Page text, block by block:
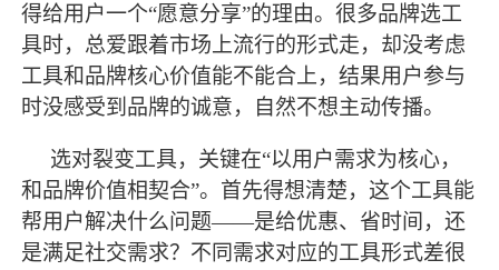
得给用户一个“愿意分享”的理由。很多品牌选工
具时，总爱跟着市场上流行的形式走，却没考虑
工具和品牌核心价值能不能合上，结果用户参与
时没感受到品牌的诚意，自然不想主动传播。
选对裂变工具，关键在“以用户需求为核心，
和品牌价值相契合”。首先得想清楚，这个工具能
帮用户解决什么问题——是给优惠、省时间，还
是满足社交需求？不同需求对应的工具形式差很